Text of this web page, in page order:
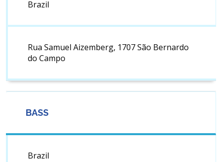
Brazil
Rua Samuel Aizemberg, 1707 São Bernardo
do Campo
BASS
Brazil